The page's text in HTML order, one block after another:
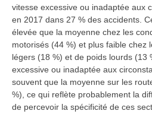
vitesse excessive ou inadaptée aux
en 2017 dans 27 % des accidents.
élevée que la moyenne chez les
motorisés (44 %) et plus faible chez
légers (18 %) et de poids lourds (13
excessive ou inadaptée aux
souvent que la moyenne sur les
%), ce qui reflète probablement la
de percevoir la spécificité de ces